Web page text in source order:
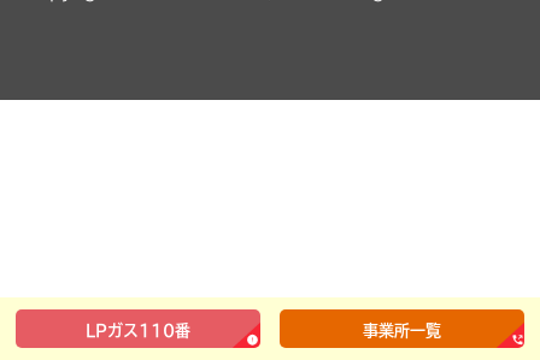
LPガス110番 事業所一覧